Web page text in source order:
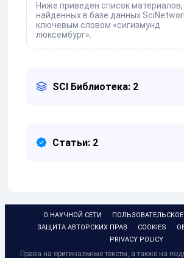
Ниже приведен список материалов,
найденных в базе данных
ключевым словом «сигизмунд
люксембург».
SCI Библиотека: 2
Статьи: 2
О НАУЧНОЙ СЕТИ
ЗАЩИТА АВТОРСКИХ ПРАВ
COOKIES
PRIVACY POLICY
Права на оригинальные тексты, а также на